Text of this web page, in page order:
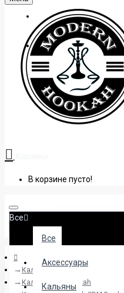
Регистрация
+38 (095) 945 04 33
В корзине пусто!
Все
Все
Аксессуары
Кальяны
Кальяны
Кальяны Sky Hookah